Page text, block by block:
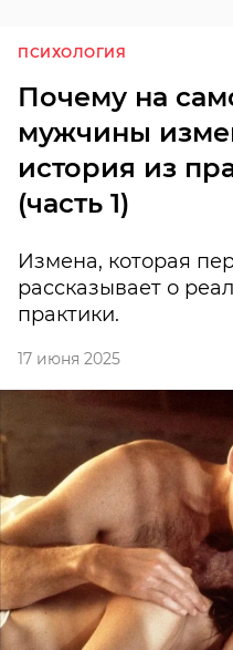
ПСИХОЛОГИЯ
Почему на
мужчины
история из
(часть 1)
Измена, которая
рассказывает о
практики.
17 июня 2025